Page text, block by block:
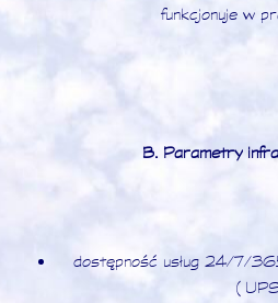
funkcjonuje w
B. Parametry
dostępność usług 24/7/